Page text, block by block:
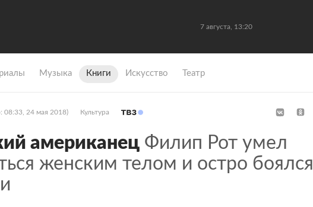
7 августа, 13:20
Музыка Книги Искусство Театр
08:33, 24 мая 2018) Культура
американец Филип Рот умел
женским телом и остро боялся